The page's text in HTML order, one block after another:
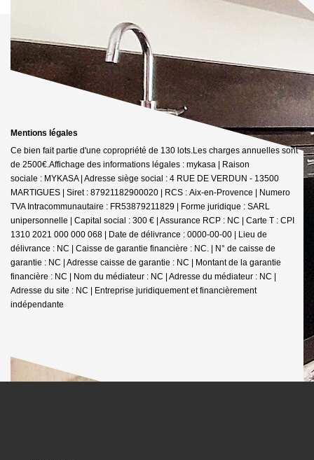
Mentions légales
Ce bien fait partie d'une copropriété de 130 lots.Les charges annuelles sont
de 2500€.Affichage des informations légales : mykasa | Raison
sociale : MYKASA | Adresse siège social : 4 RUE DE VERDUN - 13500
MARTIGUES | Siret : 87921182900020 | RCS : Aix-en-Provence | Numero
TVA Intracommunautaire : FR53879211829 | Forme juridique : SARL
unipersonnelle | Capital social : 300 € | Assurance RCP : NC | Carte T : CPI
1310 2021 000 000 068 | Date de délivrance : 0000-00-00 | Lieu de
délivrance : NC | Caisse de garantie financière : NC. | N° de caisse de
garantie : NC | Adresse caisse de garantie : NC | Montant de la garantie
financière : NC | Nom du médiateur : NC | Adresse du médiateur : NC |
Adresse du site : NC | Entreprise juridiquement et financièrement
indépendante